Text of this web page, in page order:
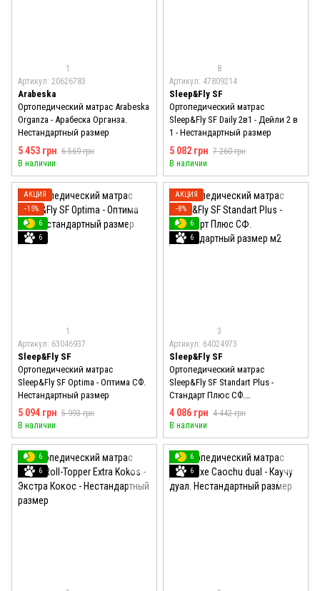
1
Артикул: 20626783
Arabeska
Ортопедический матрас Arabeska
Organza - Арабеска Органза.
Нестандартный размер
5 453 грн 6 569 грн
В наличии
8
Артикул: 47809214
Sleep&Fly SF
Ортопедический матрас
Sleep&Fly SF Daily 2в1 - Дейли 2 в
1 - Нестандартный размер
5 082 грн 7 260 грн
В наличии
АКЦИЯ
−15%
6
6
1
Артикул: 63046937
Sleep&Fly SF
Ортопедический матрас
Sleep&Fly SF Optima - Оптима СФ.
Нестандартный размер
5 094 грн 5 993 грн
В наличии
АКЦИЯ
−8%
6
6
3
Артикул: 64024973
Sleep&Fly SF
Ортопедический матрас
Sleep&Fly SF Standart Plus -
Стандарт Плюс СФ.
Нестандартный размер м2
4 086 грн 4 442 грн
В наличии
6
6
6
6